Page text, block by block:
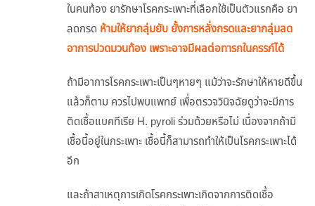
ในคนท้อง ยารักษาโรคกระเพาะที่เลือกใช้เป็นตัวแรกคือ ยา
ลดกรด ห้ามให้ยากลุ่มยับ ยั้งการหลั่งกรดและยากลุ่มลด
อาการปวดมวนท้อง เพราะอาจมีผลต่อทารกในครรภ์ได้
ถ้ามีอาการโรคกระเพาะเป็นๆหายๆ แม้ว่าจะรักษาให้หายดีขึ้น
แล้วก็ตาม ควรไปพบแพทย์ เพื่อตรวจวินิจฉัยดูว่าจะมีการ
ติดเชื้อแบคทีเรีย H. pyroli ร่วมด้วยหรือไม่ เนื่องจากถ้ามี
เชื้อนี้อยู่ในกระเพาะ เชื้อนี้ก็สามารถทำให้เป็นโรคกระเพาะได้
อีก
และถ้าสาเหตุการเกิดโรคกระเพาะเกิดจากการติดเชื้อ